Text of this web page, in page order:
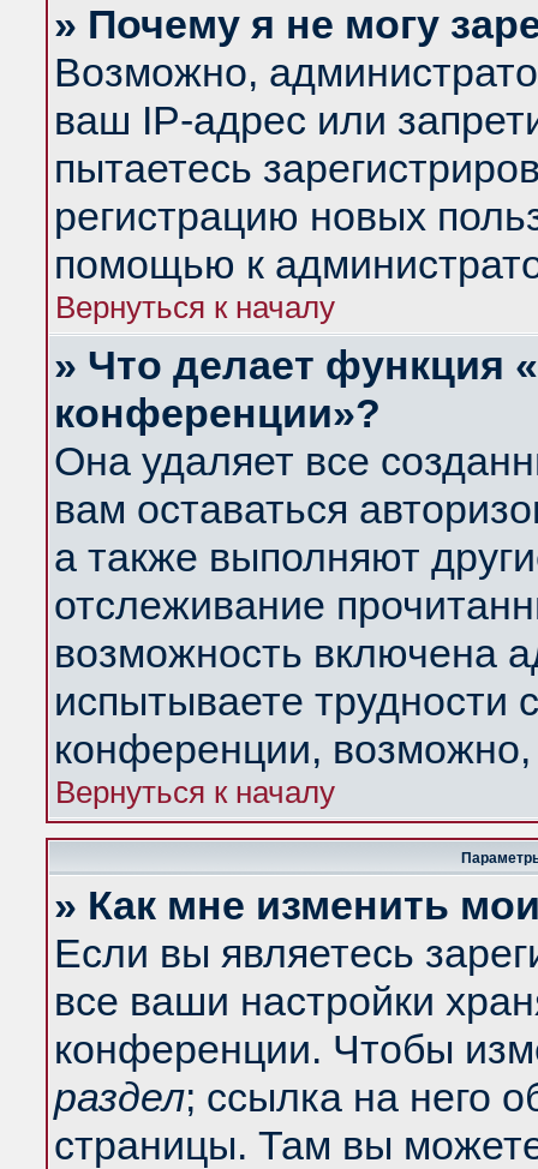
» Почему я не могу
Возможно,
ваш IP-адрес или
пытаетесь
регистрацию новых
помощью к
Вернуться к началу
» Что делает функция
конференции»?
Она удаляет все
вам оставаться
а также выполняют
отслеживание
возможность включена
испытываете трудности
конференции,
Вернуться к началу
» Как мне изменить
Если вы являетесь
все ваши настройки
конференции. Чтобы
раздел; ссылка на него
страницы. Там вы